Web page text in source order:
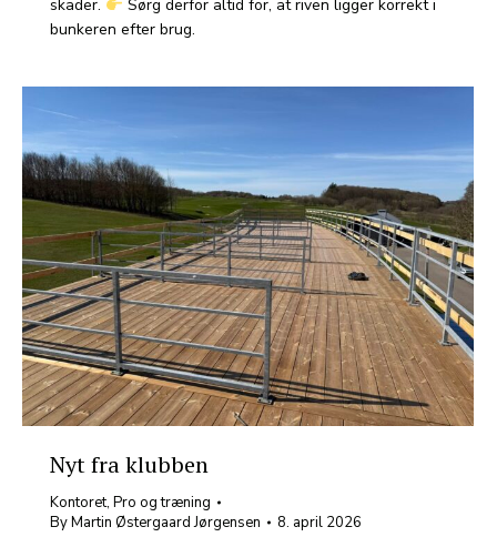
skader.
Sørg derfor altid for, at riven ligger korrekt i
bunkeren efter brug.
Nyt fra klubben
Kontoret, Pro og træning
ByMartin Østergaard Jørgensen 8. april 2026